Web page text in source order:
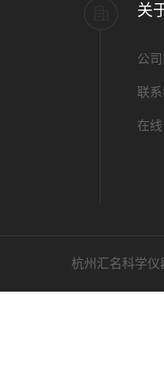
关
公
联
在
杭州汇名科学仪